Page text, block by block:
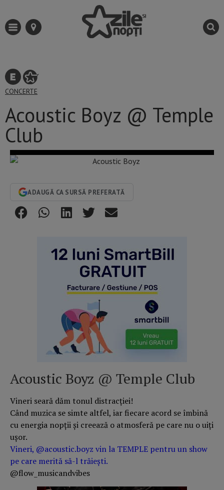
CONCERTE
Acoustic Boyz @ Temple
Club
ADAUGĂ CA SURSĂ PREFERATĂ
Acoustic Boyz @ Temple Club
Vineri seară dăm tonul distracției!
Când muzica se simte altfel, iar fiecare acord se îmbină
cu energia nopții și creează o atmosferă pe care nu o uiți
ușor.
Vineri, @acoustic.boyz vin la TEMPLE pentru un show
pe care merită să-l trăiești.
@flow_musicandvibes